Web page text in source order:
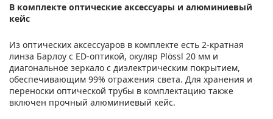
В комплекте оптические аксессуары и алюминиевый
кейс
Из оптических аксессуаров в комплекте есть 2-кратная
линза Барлоу с ED-оптикой, окуляр Plössl 20 мм и
диагональное зеркало с диэлектрическим покрытием,
обеспечивающим 99% отражения света. Для хранения и
переноски оптической трубы в комплектацию также
включен прочный алюминиевый кейс.